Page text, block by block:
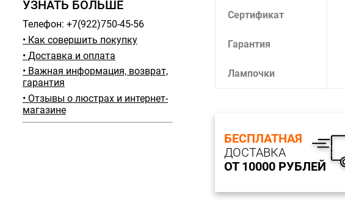
УЗНАТЬ БОЛЬШЕ
Телефон: +7(922)750-45-56
• Как совершить покупку
• Доставка и оплата
• Важная информация, возврат,
гарантия
• Отзывы о люстрах и интернет-
магазине
Сертификат
Гарантия
Лампочки
БЕСПЛАТНАЯ
ДОСТАВКА
ОТ 10000 РУБЛЕЙ